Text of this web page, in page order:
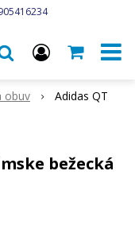
obuv
Adidas QT
bežecká